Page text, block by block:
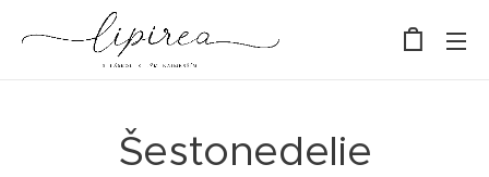
Šestonedelie